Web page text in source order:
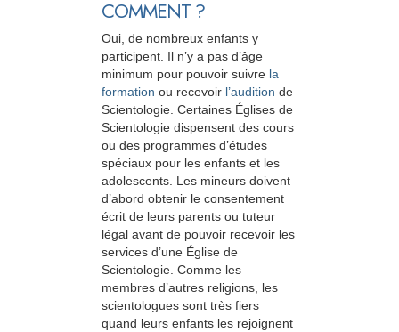
COMMENT ?
Oui, de nombreux enfants y
participent. Il n’y a pas d’âge
minimum pour pouvoir suivre la
formation ou recevoir l’audition de
Scientologie. Certaines Églises de
Scientologie dispensent des cours
ou des programmes d’études
spéciaux pour les enfants et les
adolescents. Les mineurs doivent
d’abord obtenir le consentement
écrit de leurs parents ou tuteur
légal avant de pouvoir recevoir les
services d’une Église de
Scientologie. Comme les
membres d’autres religions, les
scientologues sont très fiers
quand leurs enfants les rejoignent